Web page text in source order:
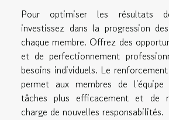
Pour optimiser les résultats
investissez dans la progression
chaque membre. Offrez des
et de perfectionnement
besoins individuels. Le
permet aux membres de l'équipe
tâches plus efficacement et de
charge de nouvelles responsabilités.